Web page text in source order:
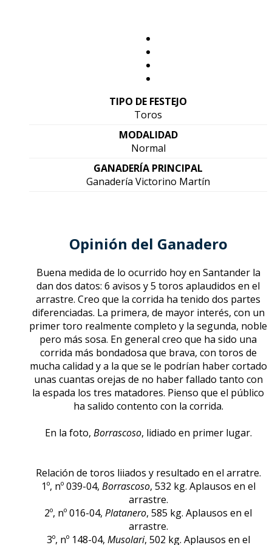
TIPO DE FESTEJO
Toros
MODALIDAD
Normal
GANADERÍA PRINCIPAL
Ganadería Victorino Martín
Opinión del Ganadero
Buena medida de lo ocurrido hoy en Santander la
dan dos datos: 6 avisos y 5 toros aplaudidos en el
arrastre. Creo que la corrida ha tenido dos partes
diferenciadas. La primera, de mayor interés, con un
primer toro realmente completo y la segunda, noble
pero más sosa. En general creo que ha sido una
corrida más bondadosa que brava, con toros de
mucha calidad y a la que se le podrían haber cortado
unas cuantas orejas de no haber fallado tanto con
la espada los tres matadores. Pienso que el público
ha salido contento con la corrida.
En la foto, Borrascoso, lidiado en primer lugar.
Relación de toros liiados y resultado en el arratre.
1º, nº 039-04, Borrascoso, 532 kg. Aplausos en el
arrastre.
2º, nº 016-04, Platanero, 585 kg. Aplausos en el
arrastre.
3º, nº 148-04, Musolari, 502 kg. Aplausos en el